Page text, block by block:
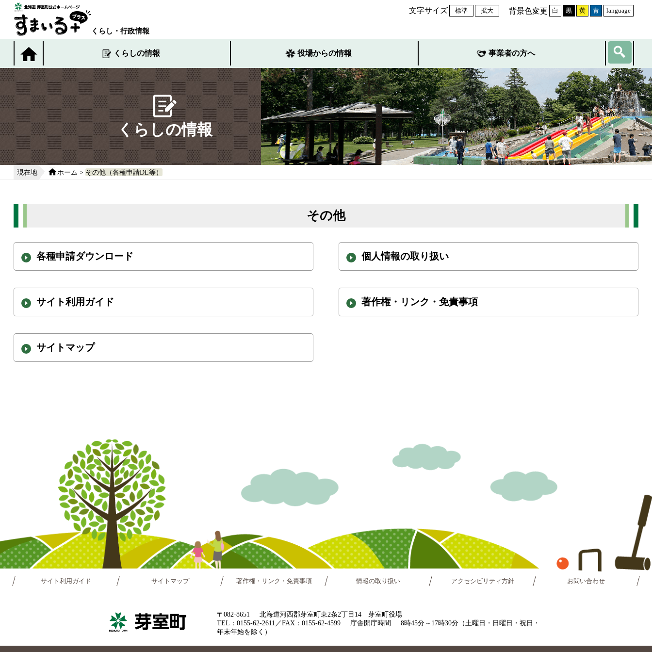
くらし・行政情報
文字サイズ 標準 拡大 背景色変更 白 黒 黄 青 language
くらしの情報 役場からの情報 事業者の方へ
くらしの情報
現在地 ホーム > その他（各種申請DL等）
その他
各種申請ダウンロード 個人情報の取り扱い
サイト利用ガイド 著作権・リンク・免責事項
サイトマップ
サイト利用ガイド サイトマップ 著作権・リンク・免責事項 情報の取り扱い アクセシビリティ方針 お問い合わせ
〒082-8651
北海道河西郡芽室町東2条2丁目14 芽室町役場
TEL：0155-62-2611／FAX：0155-62-4599
庁舎開庁時間
8時45分～17時30分（土曜日・日曜日・祝日・
年末年始を除く）